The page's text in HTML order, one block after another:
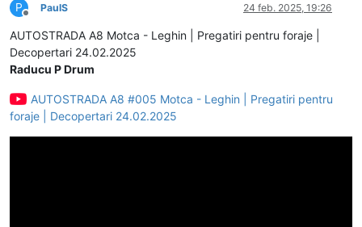
P
Deconectat
PaulS 24 feb. 2025, 19:26
AUTOSTRADA A8 Motca - Leghin | Pregatiri pentru foraje |
Decopertari 24.02.2025
Raducu P Drum
AUTOSTRADA A8 #005 Motca - Leghin | Pregatiri pentru
foraje | Decopertari 24.02.2025